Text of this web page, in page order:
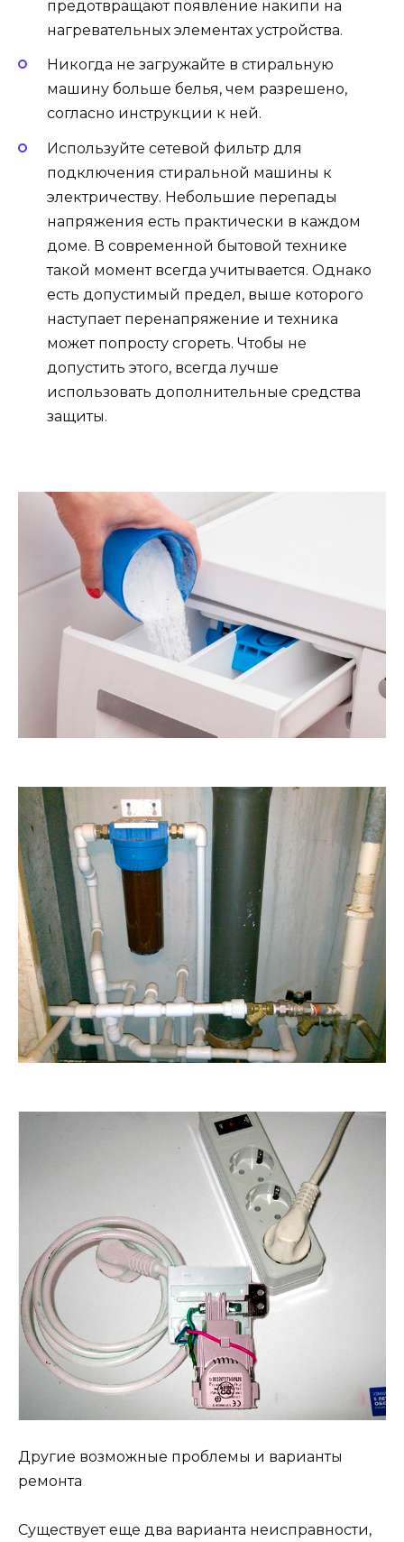
предотвращают появление накипи на
нагревательных элементах устройства.
Никогда не загружайте в стиральную
машину больше белья, чем разрешено,
согласно инструкции к ней.
Используйте сетевой фильтр для
подключения стиральной машины к
электричеству. Небольшие перепады
напряжения есть практически в каждом
доме. В современной бытовой технике
такой момент всегда учитывается. Однако
есть допустимый предел, выше которого
наступает перенапряжение и техника
может попросту сгореть. Чтобы не
допустить этого, всегда лучше
использовать дополнительные средства
защиты.
Другие возможные проблемы и варианты
ремонта
Существует еще два варианта неисправности,